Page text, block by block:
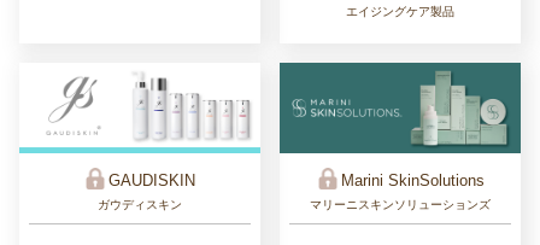
エイジングケア製品
GAUDISKIN
ガウディスキン
Marini SkinSolutions
マリーニスキンソリューションズ